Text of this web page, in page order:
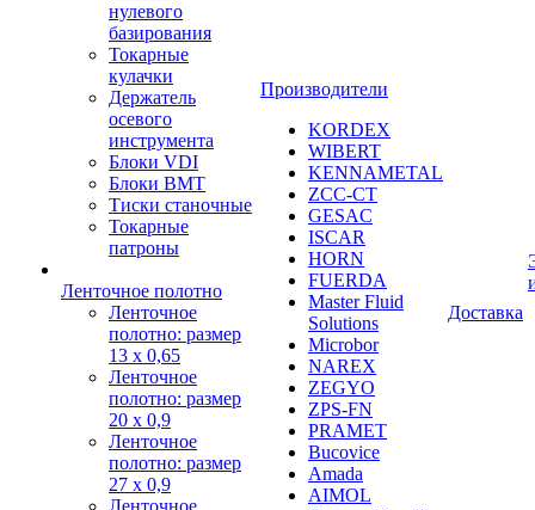
нулевого
базирования
Токарные
кулачки
Держатель
осевого
инструмента
Блоки VDI
Блоки BMT
Тиски станочные
Токарные
патроны
Ленточное полотно
Ленточное
полотно: размер
13 х 0,65
Ленточное
полотно: размер
20 х 0,9
Ленточное
полотно: размер
27 х 0,9
Ленточное
Производители
KORDEX
WIBERT
KENNAMETAL
ZCC-CT
GESAC
ISCAR
HORN
FUERDA
Master Fluid
Solutions
Microbor
NAREX
ZEGYO
ZPS-FN
PRAMET
Bucovice
Amada
AIMOL
Доставка